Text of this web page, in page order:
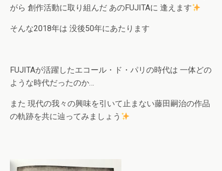
がら 創作活動に取り組んだ あのFUJITAに 逢えます
そんな2018年は 没後50年にあたります
FUJITAが活躍したエコール・ド・パリの時代は 一体どの
ような時代だったのか…
また 現代の我々の興味を引いて止まない藤田嗣治の作品
の軌跡を共に辿ってみましょう